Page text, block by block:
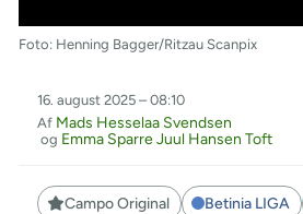
Foto: Henning Bagger/Ritzau Scanpix
16. august 2025 – 08:10
Af Mads Hesselaa Svendsen
og Emma Sparre Juul Hansen Toft
Campo Original Betinia LIGA